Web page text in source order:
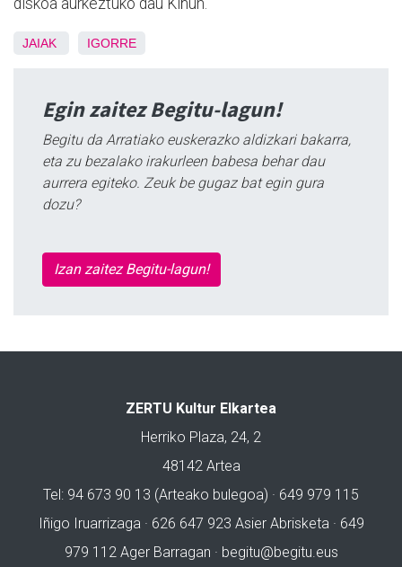
diskoa aurkeztuko dau Kiñun.
JAIAK IGORRE
Egin zaitez Begitu-lagun!
Begitu da Arratiako euskerazko aldizkari bakarra,
eta zu bezalako irakurleen babesa behar dau
aurrera egiteko. Zeuk be gugaz bat egin gura
dozu?
Izan zaitez Begitu-lagun!
ZERTU Kultur Elkartea
Herriko Plaza, 24, 2
48142 Artea
Tel: 94 673 90 13 (Arteako bulegoa) · 649 979 115
Iñigo Iruarrizaga · 626 647 923 Asier Abrisketa · 649
979 112 Ager Barragan · begitu@begitu.eus